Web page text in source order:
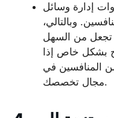
إدارة وسائل
وبالتالي،
تجعل من السهل
بشكل خاص إذا
المنافسين في
مجال تخصصك.